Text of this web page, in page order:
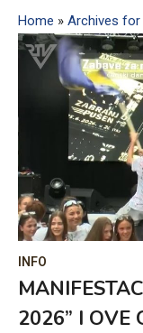
Home » Archives
INFO
2026” I OVE